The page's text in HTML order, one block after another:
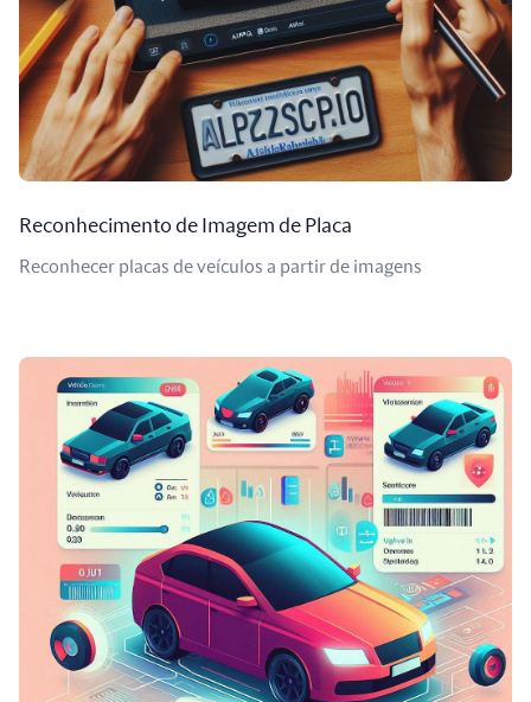
Reconhecimento de Imagem de Placa
Reconhecer placas de veículos a partir de imagens